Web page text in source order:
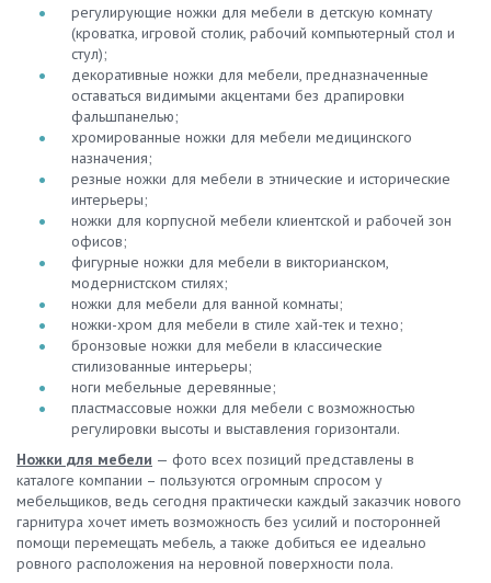
регулирующие ножки для мебели в детскую комнату
(кроватка, игровой столик, рабочий компьютерный стол и
стул);
декоративные ножки для мебели, предназначенные
оставаться видимыми акцентами без драпировки
фальшпанелью;
хромированные ножки для мебели медицинского
назначения;
резные ножки для мебели в этнические и исторические
интерьеры;
ножки для корпусной мебели клиентской и рабочей зон
офисов;
фигурные ножки для мебели в викторианском,
модернистском стилях;
ножки для мебели для ванной комнаты;
ножки-хром для мебели в стиле хай-тек и техно;
бронзовые ножки для мебели в классические
стилизованные интерьеры;
ноги мебельные деревянные;
пластмассовые ножки для мебели с возможностью
регулировки высоты и выставления горизонтали.
Ножки для мебели — фото всех позиций представлены в
каталоге компании – пользуются огромным спросом у
мебельщиков, ведь сегодня практически каждый заказчик нового
гарнитура хочет иметь возможность без усилий и посторонней
помощи перемещать мебель, а также добиться ее идеально
ровного расположения на неровной поверхности пола.